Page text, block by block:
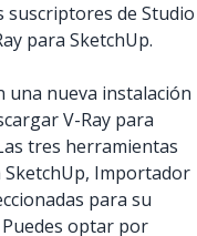
de Studio
para SketchUp.
una nueva instalación
V-Ray para
tres herramientas
SketchUp, Importador
para su
optar por